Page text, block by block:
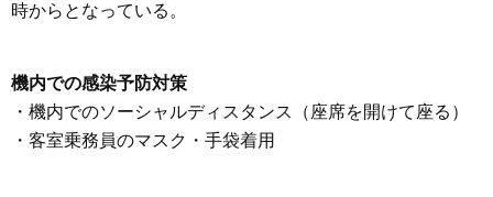
時からとなっている。
機内での感染予防対策
・機内でのソーシャルディスタンス（座席を開けて座る）
・客室乗務員のマスク・手袋着用